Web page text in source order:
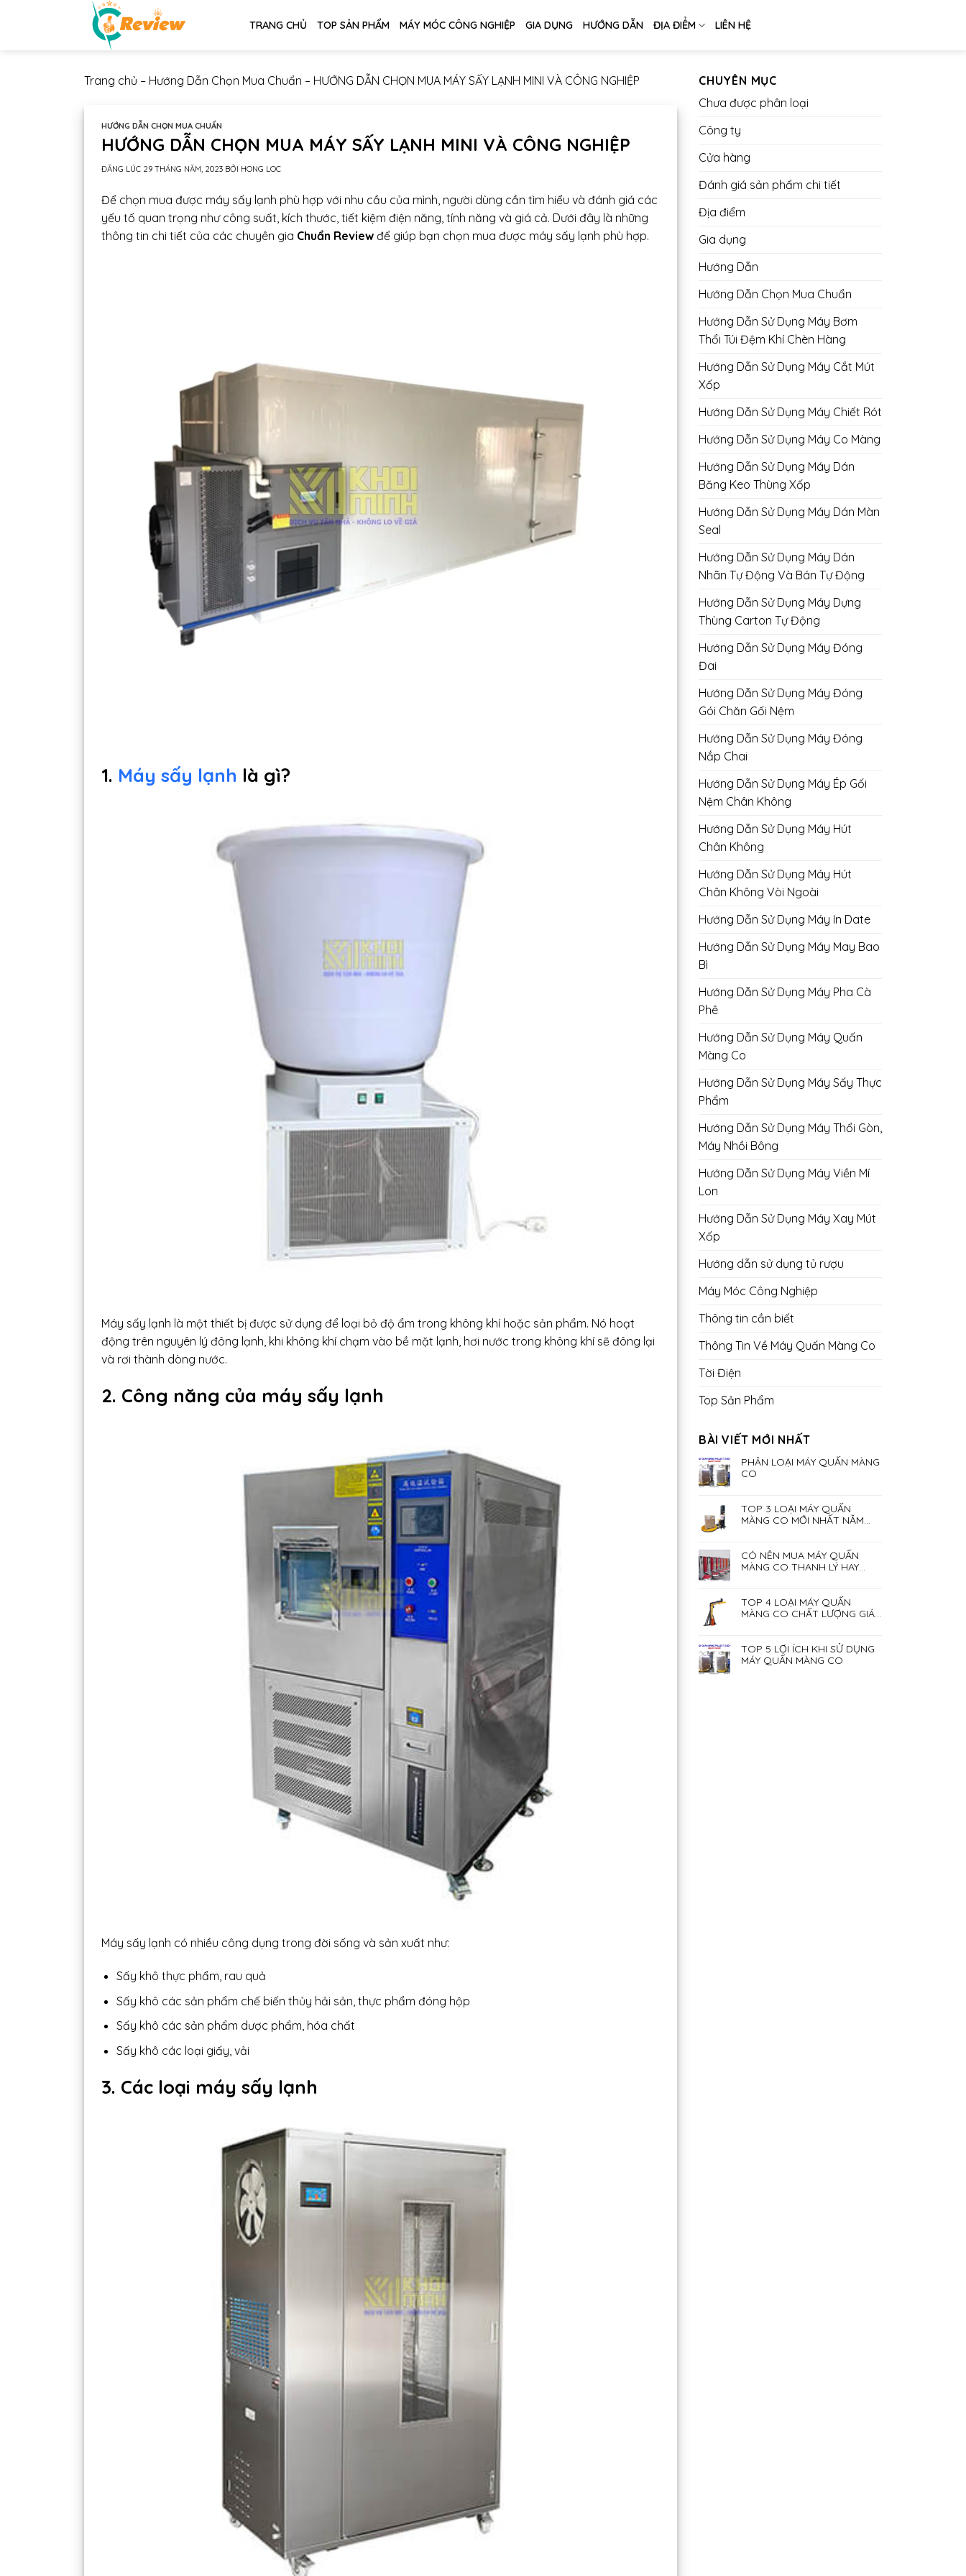
TRANG CHỦ TOP SẢN PHẨM MÁY MÓC CÔNG NGHIỆP GIA DỤNG HƯỚNG DẪN ĐỊA ĐIỂM LIÊN HỆ
Trang chủ – Hướng Dẫn Chọn Mua Chuẩn – HƯỚNG DẪN CHỌN MUA MÁY SẤY LẠNH MINI VÀ CÔNG NGHIỆP
HƯỚNG DẪN CHỌN MUA CHUẨN
HƯỚNG DẪN CHỌN MUA MÁY SẤY LẠNH MINI VÀ CÔNG NGHIỆP
ĐĂNG LÚC 29 THÁNG NĂM, 2023 BỞI HONG LOC
Để chọn mua được máy sấy lạnh phù hợp với nhu cầu của mình, người dùng cần tìm hiểu và đánh giá các
yếu tố quan trọng như công suất, kích thước, tiết kiệm điện năng, tính năng và giá cả. Dưới đây là những
thông tin chi tiết của các chuyên gia Chuẩn Review để giúp bạn chọn mua được máy sấy lạnh phù hợp.
1. Máy sấy lạnh là gì?
Máy sấy lạnh là một thiết bị được sử dụng để loại bỏ độ ẩm trong không khí hoặc sản phẩm. Nó hoạt
động trên nguyên lý đông lạnh, khi không khí chạm vào bề mặt lạnh, hơi nước trong không khí sẽ đông lại
và rơi thành dòng nước.
2. Công năng của máy sấy lạnh
Máy sấy lạnh có nhiều công dụng trong đời sống và sản xuất như:
Sấy khô thực phẩm, rau quả
Sấy khô các sản phẩm chế biến thủy hải sản, thực phẩm đóng hộp
Sấy khô các sản phẩm dược phẩm, hóa chất
Sấy khô các loại giấy, vải
3. Các loại máy sấy lạnh
CHUYÊN MỤC
Chưa được phân loại
Công ty
Cửa hàng
Đánh giá sản phẩm chi tiết
Địa điểm
Gia dụng
Hướng Dẫn
Hướng Dẫn Chọn Mua Chuẩn
Hướng Dẫn Sử Dụng Máy Bơm
Thổi Túi Đệm Khí Chèn Hàng
Hướng Dẫn Sử Dụng Máy Cắt Mút
Xốp
Hướng Dẫn Sử Dụng Máy Chiết Rót
Hướng Dẫn Sử Dụng Máy Co Màng
Hướng Dẫn Sử Dụng Máy Dán
Băng Keo Thùng Xốp
Hướng Dẫn Sử Dụng Máy Dán Màn
Seal
Hướng Dẫn Sử Dụng Máy Dán
Nhãn Tự Động Và Bán Tự Động
Hướng Dẫn Sử Dụng Máy Dựng
Thùng Carton Tự Động
Hướng Dẫn Sử Dụng Máy Đóng
Đai
Hướng Dẫn Sử Dụng Máy Đóng
Gói Chăn Gối Nệm
Hướng Dẫn Sử Dụng Máy Đóng
Nắp Chai
Hướng Dẫn Sử Dụng Máy Ép Gối
Nệm Chân Không
Hướng Dẫn Sử Dụng Máy Hút
Chân Không
Hướng Dẫn Sử Dụng Máy Hút
Chân Không Vòi Ngoài
Hướng Dẫn Sử Dụng Máy In Date
Hướng Dẫn Sử Dụng Máy May Bao
Bì
Hướng Dẫn Sử Dụng Máy Pha Cà
Phê
Hướng Dẫn Sử Dụng Máy Quấn
Màng Co
Hướng Dẫn Sử Dụng Máy Sấy Thực
Phẩm
Hướng Dẫn Sử Dụng Máy Thổi Gòn,
Máy Nhồi Bông
Hướng Dẫn Sử Dụng Máy Viền Mí
Lon
Hướng Dẫn Sử Dụng Máy Xay Mút
Xốp
Hướng dẫn sử dụng tủ rượu
Máy Móc Công Nghiệp
Thông tin cần biết
Thông Tin Về Máy Quấn Màng Co
Tời Điện
Top Sản Phẩm
BÀI VIẾT MỚI NHẤT
PHÂN LOẠI MÁY QUẤN MÀNG
CO
TOP 3 LOẠI MÁY QUẤN
MÀNG CO MỚI NHẤT NĂM
CÓ NÊN MUA MÁY QUẤN
MÀNG CO THANH LÝ HAY
TOP 4 LOẠI MÁY QUẤN
MÀNG CO CHẤT LƯỢNG GIÁ
TOP 5 LỢI ÍCH KHI SỬ DỤNG
MÁY QUẤN MÀNG CO